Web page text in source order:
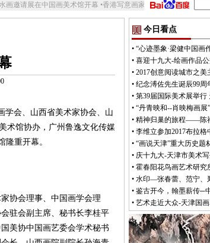
中国画美术馆开幕•香港写意画家范子登回顾展在北京开幕 “首
会、山西省美术家协会、山
术馆协办，广州鲁逸文化传媒
重开幕。
协会理事、中国画学会理
驻会副主席、秘书长李桂平
美协中国画艺委会学术秘书
今日看点
• “心迹墨象·梁健中国画
• 喜迎十九大-绘画作品
• 2017创意阅读城市之
• 纪念溥佐先生诞辰99
• 第39届国际美术展举行
• “丹青映和--肖映梅画
• 精神归巢的旅程——陈
• 李维立参加2017布拉
• “画说天津”重大历史题
• 庆十九大-天津市美术
• 霍春阳花鸟画艺术研究
• 水印—张春蕾、范宁、
• 鉴古开今，翰墨薪传─
• 艺术走近大众-天津国